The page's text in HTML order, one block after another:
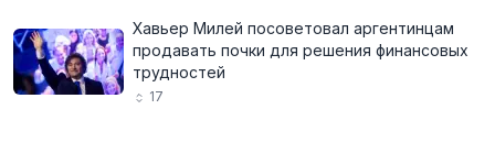
Хавьер Милей посоветовал аргентинцам
продавать почки для решения финансовых
трудностей
17